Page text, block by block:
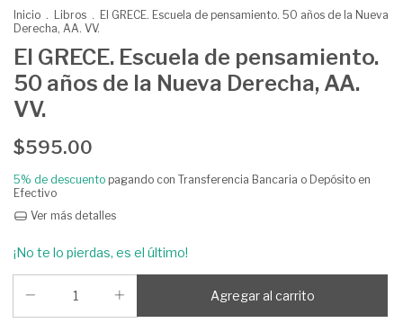
Inicio . Libros . El GRECE. Escuela de pensamiento. 50 años de la Nueva
Derecha, AA. VV.
El GRECE. Escuela de pensamiento.
50 años de la Nueva Derecha, AA.
VV.
$595.00
5% de descuento pagando con Transferencia Bancaria o Depósito en
Efectivo
Ver más detalles
¡No te lo pierdas, es el último!